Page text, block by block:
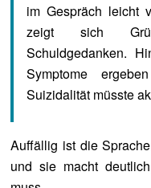
im Gespräch leicht
zeigt sich
Schuldgedanken.
Symptome
Suizidalität müsste
Auffällig ist die
und sie macht